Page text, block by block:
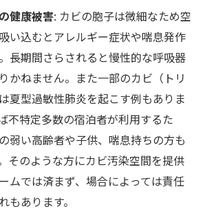
健康被害: カビの胞子は微細なため空
い込むとアレルギー症状や喘息発作
長期間さらされると慢性的な呼吸器
かねません。また一部のカビ（トリ
夏型過敏性肺炎を起こす例もありま
不特定多数の宿泊者が利用するた
弱い高齢者や子供、喘息持ちの方も
そのような方にカビ汚染空間を提供
ムでは済まず、場合によっては責任
もあります。